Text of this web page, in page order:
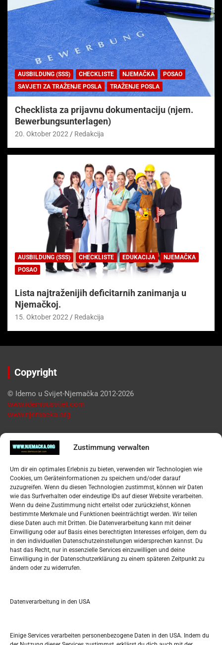
Zustimmung verwalten
Um dir ein optimales Erlebnis zu bieten, verwenden wir Technologien wie
Cookies, um Geräteinformationen zu speichern und/oder darauf
zuzugreifen. Wenn du diesen Technologien zustimmst, können wir Daten
wie das Surfverhalten oder eindeutige IDs auf dieser Website verarbeiten.
Wenn du deine Zustimmung nicht erteilst oder zurückziehst, können
bestimmte Merkmale und Funktionen beeinträchtigt werden. Wir teilen
diese Daten auch mit Dritten. Die Datenverarbeitung kann mit deiner
Einwilligung oder auf Basis eines berechtigten Interesses erfolgen, dem du
in den individuellen Datenschutzeinstellungen widersprechen kannst. Du
hast das Recht, nur in essenzielle Services einzuwilligen und deine
Einwilligung in der Datenschutzerklärung zu einem späteren Zeitpunkt zu
ändern oder zu widerrufen.
Datenverarbeitung in den USA
Einige Services verarbeiten personenbezogene Daten in den USA. Indem du
AUSBILDUNG (SSS) CHECKLISTE NJEMAČKA
POSAO
SAVJETI ZA TRAŽENJE POSLA
TRAŽENJE POSLA
Checklista za prijavnu dokumentaciju (njem.
Bewerbungsunterlagen)
20. Oktober 2022 Redakcija
AUSBILDUNG (SSS) CHECKLISTE EDUKACIJA
NJEMAČKA
POSAO
Lista najtraženijih deficitarnih zanimanja u
Njemačkoj.
15. Oktober 2022 Redakcija
Copyright
© Idemo u Svijet-Njemačka 2012-2026
www.idemousvijet.com
www.njemacka.org
Pregled
Datenschutzerklärung
Widerufsbelehrung
Oglašavanje / Postavite svoj oglas
Tko je “Idemo u Svijet – Njemačka?
Pretražite stranicu:
S
JULI 2024